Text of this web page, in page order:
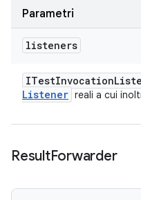
Parametri
listeners
ITestInvocation
Listener reali a cui
ResultForwarder